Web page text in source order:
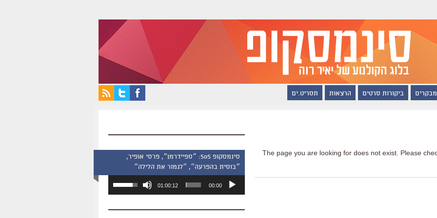
ביקורות סרטים הרצאות תסריט.ים
The page you are looking for does not exist. Please
סינמסקופ 505: ״ספיידרמן״, פרסי אופיר,
״בוסית בהפרעה״, ״לגמור את הלילה״
אודיו
00:00
01:00:12
השתמש
כדי